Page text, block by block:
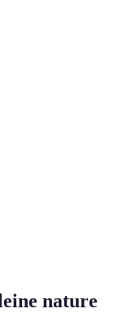
nature